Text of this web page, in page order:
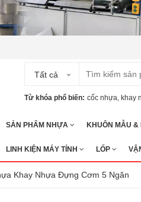
Tất cả
Từ khóa phổ biến:cốc nhựa khay
SẢN PHẨM NHỰA KHUÔN MẪU &
LINH KIỆN MÁY TÍNH LỐP
Khay Nhựa Đựng Cơm 5 Ngăn